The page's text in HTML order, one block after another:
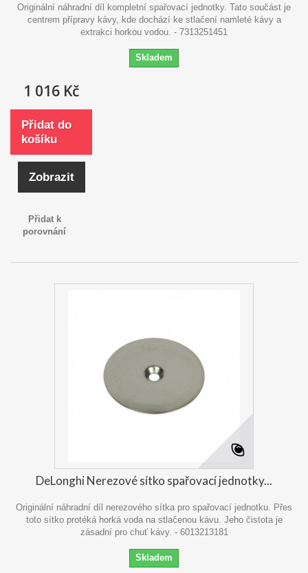
Originální náhradní díl kompletní spařovací jednotky. Tato součást je
centrem přípravy kávy, kde dochází ke stlačení namleté kávy a
extrakci horkou vodou. - 7313251451
Skladem
1 016 Kč
Přidat do
košíku
Zobrazit
Přidat k
porovnání
DeLonghi Nerezové sítko spařovací jednotky...
Originální náhradní díl nerezového sítka pro spařovací jednotku. Přes
toto sítko protéká horká voda na stlačenou kávu. Jeho čistota je
zásadní pro chuť kávy. - 6013213181
Skladem